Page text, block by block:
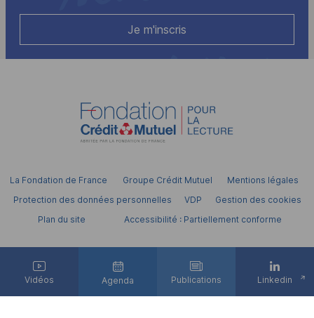
Vidéos Agenda Publications Linkedin
Je m'inscris
La Fondation de France Groupe Crédit Mutuel
Mentions légales
Protection des données personnelles
VDP
Gestion des cookies
Plan du site
Accessibilité : Partiellement conforme